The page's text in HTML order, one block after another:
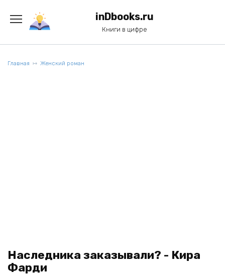
содержанию
inDbooks.ru
Книги в цифре
Главная Женский роман
Наследника заказывали? - Кира
Фарди